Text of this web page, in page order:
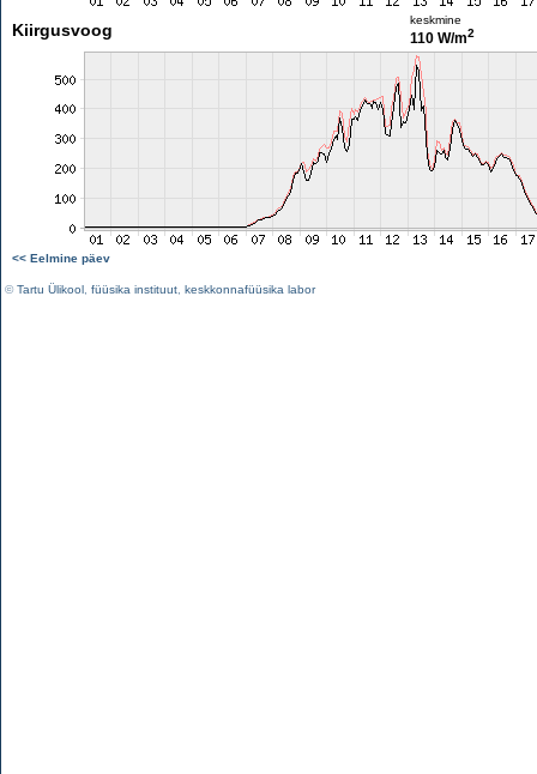
Kiirgusvoog
keskmine
110 W/m2
<< Eelmine päev
©Tartu Ülikool füüsika instituut keskkonnafüüsika labor